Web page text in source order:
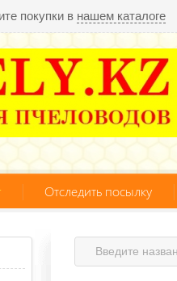
покупки в нашем каталоге
Отследить посылку